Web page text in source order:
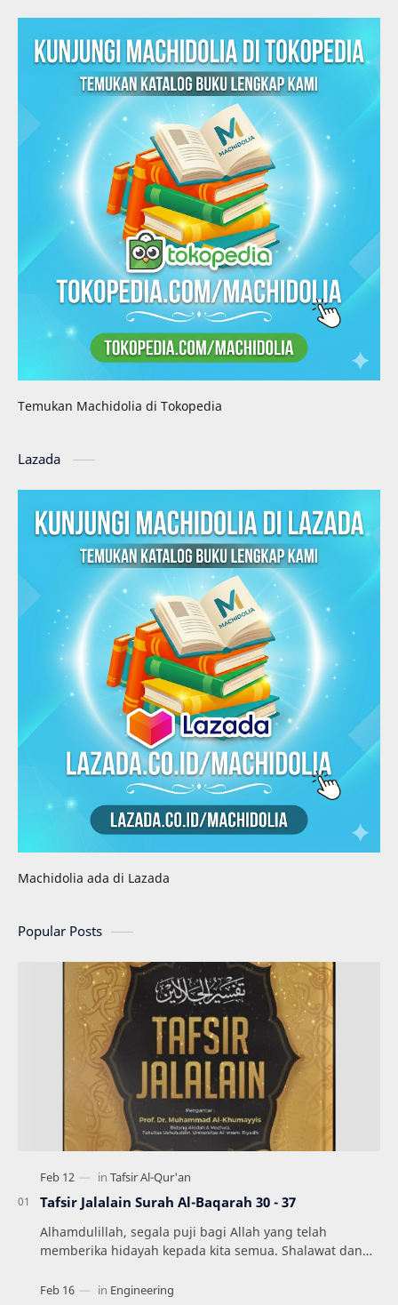
Temukan Machidolia di Tokopedia
Lazada
Machidolia ada di Lazada
Popular Posts
Tafsir Jalalain Surah Al-Baqarah 30 - 37
Alhamdulillah, segala puji bagi Allah yang telah
memberika hidayah kepada kita semua. Shalawat dan